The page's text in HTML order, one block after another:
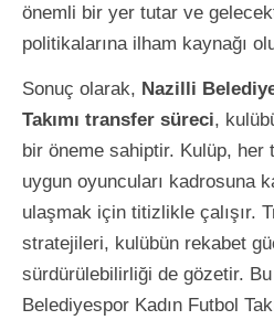
önemli bir yer tutar ve
politikalarına ilham kaynağı
Sonuç olarak, Nazilli
Takımı transfer süreci,
bir öneme sahiptir. Kulüp, her
uygun oyuncuları kadrosuna
ulaşmak için titizlikle çalışır.
stratejileri, kulübün rekabet
sürdürülebilirliği de gözetir.
Belediyespor Kadın Futbol